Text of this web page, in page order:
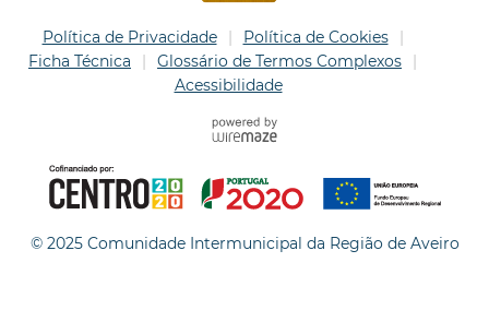
Política de Privacidade
Política de Cookies
Ficha Técnica
Glossário de Termos Complexos
Acessibilidade
© 2025 Comunidade Intermunicipal da Região de Aveiro